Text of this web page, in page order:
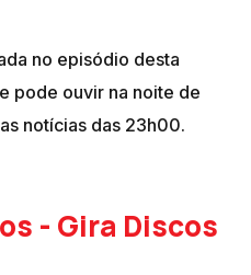
no episódio desta
pode ouvir na noite de
notícias das 23h00.
- Gira Discos